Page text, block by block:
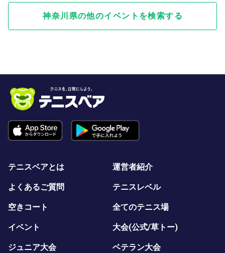
磯子区テニス協会
石川 TEL 080-6257-0524
takeshi19takeshi19@ymail.ne.jp
http://isogo.html.xdomain.jp/
神奈川県の他のイベントを検索する
テニスベアとは 運営者紹介
よくあるご質問 テニスレベル
空きコート 全てのテニス場
イベント 大会(公式/草トー)
ジュニア大会 ベテラン大会